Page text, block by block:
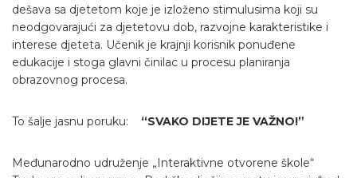
dešava sa djetetom koje je izloženo stimulusima koji su
neodgovarajući za djetetovu dob, razvojne karakteristike i
interese djeteta. Učenik je krajnji korisnik ponuđene
edukacije i stoga glavni činilac u procesu planiranja
obrazovnog procesa.
To šalje jasnu poruku: “SVAKO DIJETE JE VAŽNO!”
Međunarodno udruženje „Interaktivne otvorene škole“